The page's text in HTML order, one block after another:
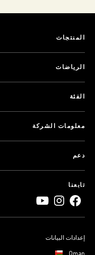
المنتجات
الرياضات
الفئة
معلومات الشركة
دعم
تابعنا
إعدادات البيانات